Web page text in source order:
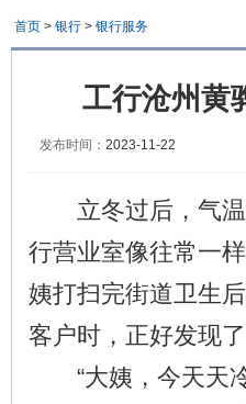
首页> 银行> 银行服务
工行沧州黄
发布时间： 2023-11-22
立冬过后，气温
行营业室像往常一
姨打扫完街道卫生
客户时，正好发现
“大姨，今天天冷